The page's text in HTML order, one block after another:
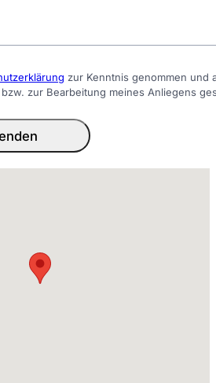
zur Kenntnis genommen und
zur Bearbeitung meines Anliegens